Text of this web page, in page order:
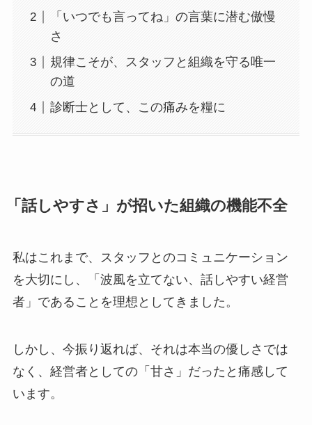
「いつでも言ってね」の言葉に潜む傲慢
さ
規律こそが、スタッフと組織を守る唯一
の道
診断士として、この痛みを糧に
「話しやすさ」が招いた組織の機能不全
私はこれまで、スタッフとのコミュニケーション
を大切にし、「波風を立てない、話しやすい経営
者」であることを理想としてきました。
しかし、今振り返れば、それは本当の優しさでは
なく、経営者としての「甘さ」だったと痛感して
います。